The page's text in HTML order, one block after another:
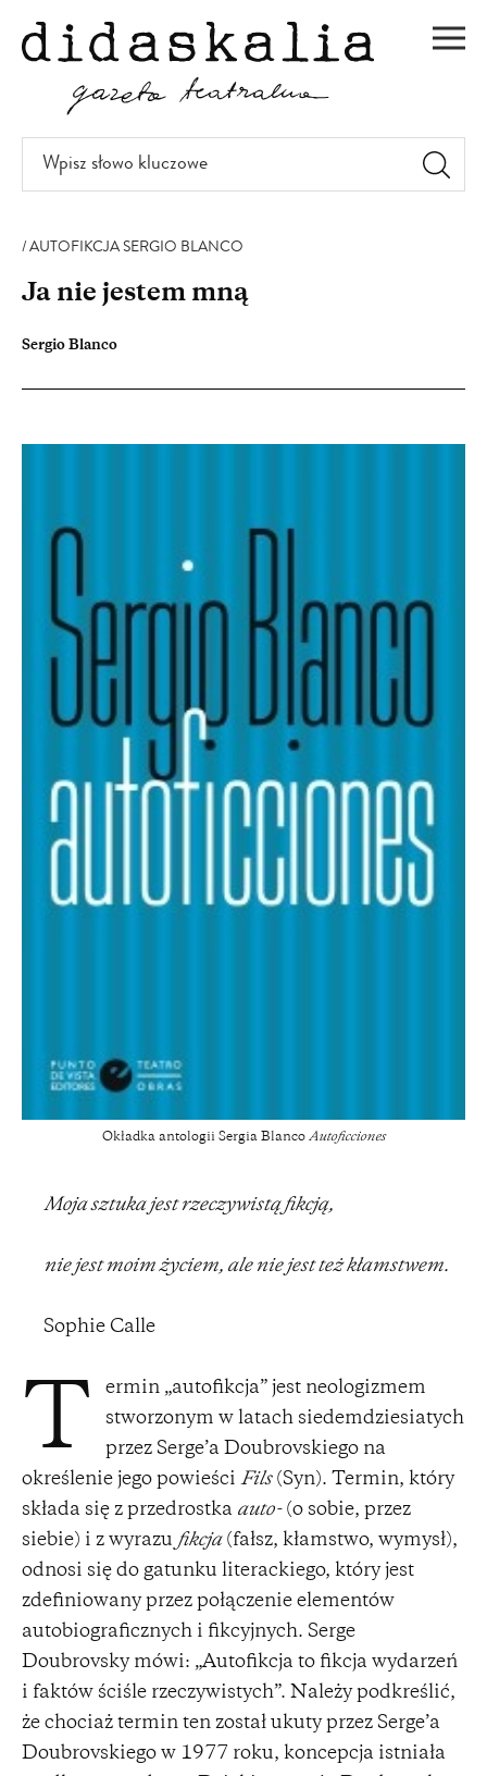
DO
TREŚCI
Wpisz
słowo
AUTOFIKCJA SERGIO BLANCO
Ja nie jestem mną
Sergio Blanco
Okładka antologii Sergia Blanco Autoficciones
Moja sztuka jest rzeczywistą fikcją,
nie jest moim życiem, ale nie jest też kłamstwem.
Sophie Calle
T
ermin „autofikcja” jest neologizmem
stworzonym w latach siedemdziesiatych
przez Serge’a Doubrovskiego na
określenie jego powieści Fils(Syn). Termin, który
składa się z przedrostka auto-(o sobie, przez
siebie) i z wyrazu fikcja(fałsz, kłamstwo, wymysł),
odnosi się do gatunku literackiego, który jest
zdefiniowany przez połączenie elementów
autobiograficznych i fikcyjnych. Serge
Doubrovsky mówi: „Autofikcja to fikcja wydarzeń
i faktów ściśle rzeczywistych”. Należy podkreślić,
że chociaż termin ten został ukuty przez Serge’a
Doubrovskiego w 1977 roku, koncepcja istniała